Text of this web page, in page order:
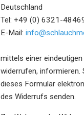
Deutschland
Tel: +49 (0) 6321-
E-Mail:
mittels einer
widerrufen, informieren.
dieses Formular
des Widerrufs senden.